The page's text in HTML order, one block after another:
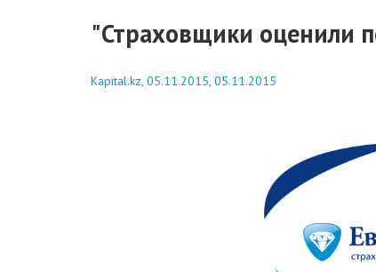
"Страховщики оценили
Kapital.kz, 05.11.2015, 05.11.2015